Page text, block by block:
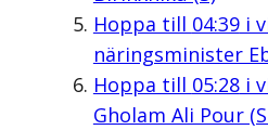
Hoppa till 04:39i
näringsminister
Hoppa till 05:28i
Gholam Ali Pour